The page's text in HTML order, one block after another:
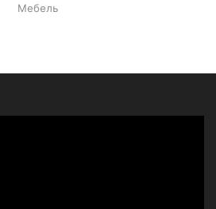
Мебель